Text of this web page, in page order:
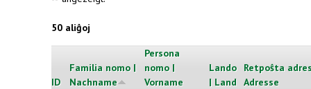
50 aliĝoj
ID
Familia nomo |
Nachname
Persona
nomo |
Vorname
Lando
| Land
Retpoŝta
Adresse